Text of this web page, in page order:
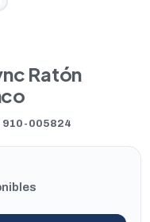
Ratón
910-005824